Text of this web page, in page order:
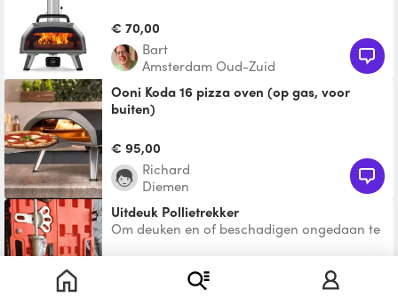
reviews! Maak heerlijke pizza's tot 40
centimeter groot op d
€ 70,00
Bart
Amsterdam Oud-Zuid
Ooni Koda 16 pizza oven (op gas, voor
buiten)
Koda 16 pizza-oven - Met de enige echte
Biscotta pizzaste
€ 95,00
Richard
Diemen
Uitdeuk Pollietrekker
Om deuken en of beschadigen ongedaan te